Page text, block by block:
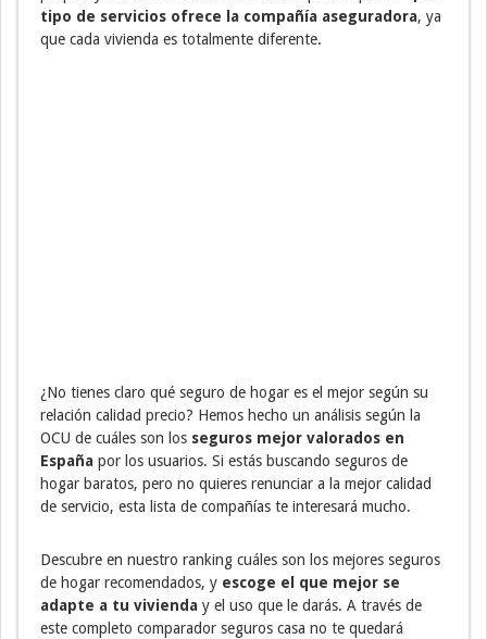
tipo de servicios ofrece la compañía aseguradora, ya
que cada vivienda es totalmente diferente.
¿No tienes claro qué seguro de hogar es el mejor según su
relación calidad precio? Hemos hecho un análisis según la
OCU de cuáles son los seguros mejor valorados en
España por los usuarios. Si estás buscando seguros de
hogar baratos, pero no quieres renunciar a la mejor calidad
de servicio, esta lista de compañías te interesará mucho.
Descubre en nuestro ranking cuáles son los mejores seguros
de hogar recomendados, y escoge el que mejor se
adapte a tu vivienda y el uso que le darás. A través de
este completo comparador seguros casa no te quedará